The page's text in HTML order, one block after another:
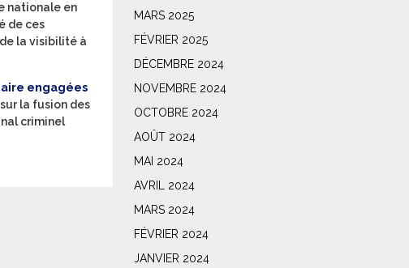
nationale en
de ces
la visibilité à
engagées
la fusion des
criminel
MARS 2025
FÉVRIER 2025
DÉCEMBRE 2024
NOVEMBRE 2024
OCTOBRE 2024
AOÛT 2024
MAI 2024
AVRIL 2024
MARS 2024
FÉVRIER 2024
JANVIER 2024